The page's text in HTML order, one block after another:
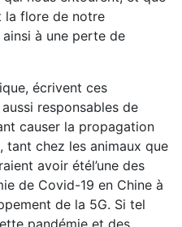
la flore de notre
à une perte de
écrivent ces
responsables de
causer la propagation
tant chez les animaux que
avoir étél’une des
de Covid-19 en Chine à
de la 5G. Si tel
pandémie et des